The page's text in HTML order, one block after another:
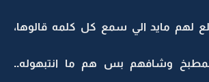
لهم مايد الي سمع كل كلمه قالوها،
وشافهم بس هم ما انتبهوله..